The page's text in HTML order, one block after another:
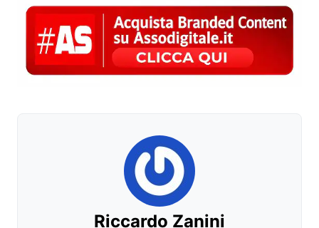
Riccardo Zanini